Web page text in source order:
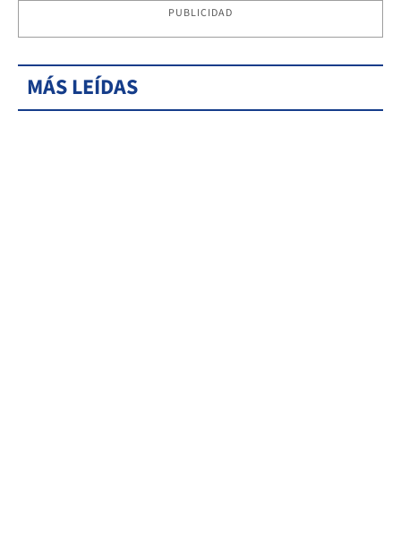
PUBLICIDAD
MÁS LEÍDAS